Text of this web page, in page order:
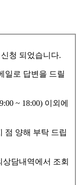
청 되었습니다.
일로 답변을 드릴
~ 18:00) 이외에
점 양해 부탁 드립
담내역에서 조회